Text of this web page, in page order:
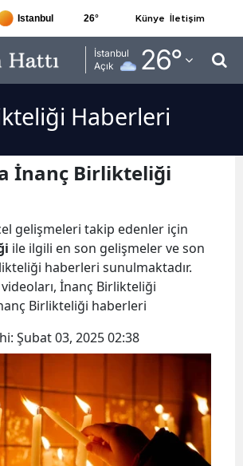
26° Künye İletişim
İstanbul
Açık
26°
Adana
Adıyaman
Afyonkarahisar
Amasya
Antalya
Artvin
Aydın
Balıkesir
Bingöl
Bitlis
Haberleri
İnanç Birlikteliği
gelişmeleri takip edenler için
ile ilgili en son gelişmeler ve son
haberleri sunulmaktadır.
İnanç Birlikteliği
Birlikteliği haberleri
Şubat 03, 2025 02:38